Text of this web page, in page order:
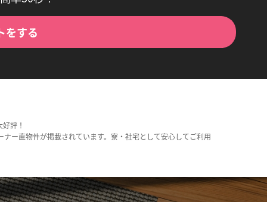
をする
評！
ー直物件が掲載されています。寮・社宅として安心してご利用